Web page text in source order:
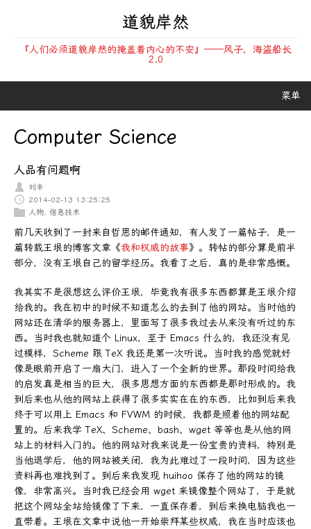
道貌岸然
『人们必须道貌岸然的掩盖着内心的不安』——风子，海盗船长
2.0
菜单
Computer Science
人品有问题啊
刘丰
2014-02-13 13:25:25
人物, 信息技术
前几天收到了一封来自哲思的邮件通知，有人发了一篇帖子，是一
篇转载王垠的博客文章《我和权威的故事》。转帖的部分算是前半
部分，没有王垠自己的留学经历。我看了之后，真的是非常感慨。
我其实不是很想这么评价王垠，毕竟我有很多东西都算是王垠介绍
给我的。我在初中的时候不知道怎么的去到了他的网站。当时他的
网站还在清华的服务器上，里面写了很多我过去从来没有听过的东
西。当时我也就知道个 Linux，至于 Emacs 什么的，我还没有见
过模样，Scheme 跟 TeX 我还是第一次听说。当时我的感觉就好
像是眼前开启了一扇大门，进入了一个全新的世界。那段时间给我
的启发真是相当的巨大，很多思想方面的东西都是那时形成的。我
到后来也从他的网站上获得了很多实实在在的东西，比如到后来我
终于可以用上 Emacs 和 FVWM 的时候，我都是照着他的网站配
置的。后来我学 TeX、Scheme、bash、wget 等等也是从他的网
站上的材料入门的。他的网站对我来说是一份宝贵的资料，特别是
当他退学后，他的网站被关闭，我为此难过了一段时间，因为这些
资料再也难找到了。到后来我发现 huihoo 保存了他的网站的镜
像，非常高兴。当时我已经会用 wget 来镜像整个网站了，于是就
把这个网站全站给镜像了下来，一直保存着，到后来换电脑我也一
直带着。王垠在文章中说他一开始崇拜某些权威，我在当时应该也